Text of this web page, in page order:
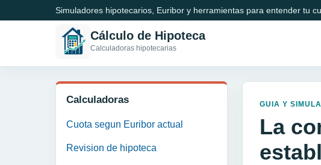
Simuladores hipotecarios, Euribor y herramientas para entender tu
Cálculo de Hipoteca
Calculadoras hipotecarias
Calculadoras
Cuota segun Euribor actual
Revision de hipoteca
GUIA Y
La